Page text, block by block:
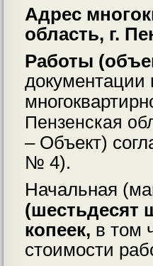
Адрес
область, г.
Работы
Пензенская
– Объект)
№ 4).
Начальная
(шестьдесят
копеек, в том
стоимости